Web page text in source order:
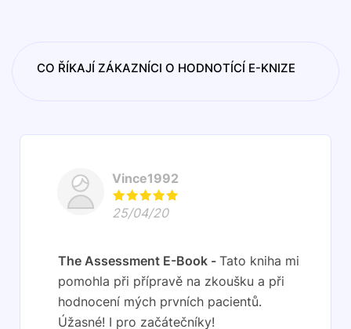
CO ŘÍKAJÍ ZÁKAZNÍCI O HODNOTÍCÍ E-KNIZE
Vince1992
25/04/20
The Assessment E-Book
Tato kniha mi
pomohla při přípravě na zkoušku a při
hodnocení mých prvních pacientů.
Úžasné! I pro začátečníky!